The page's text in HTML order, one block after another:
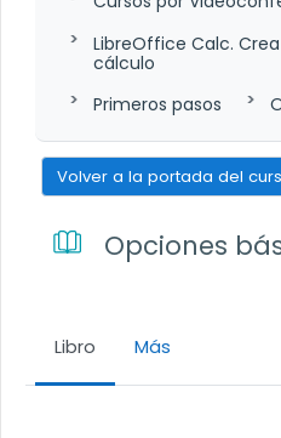
LibreOffice Calc.
cálculo
Primeros pasos
Volver a la portada del
Opciones
Libro Más